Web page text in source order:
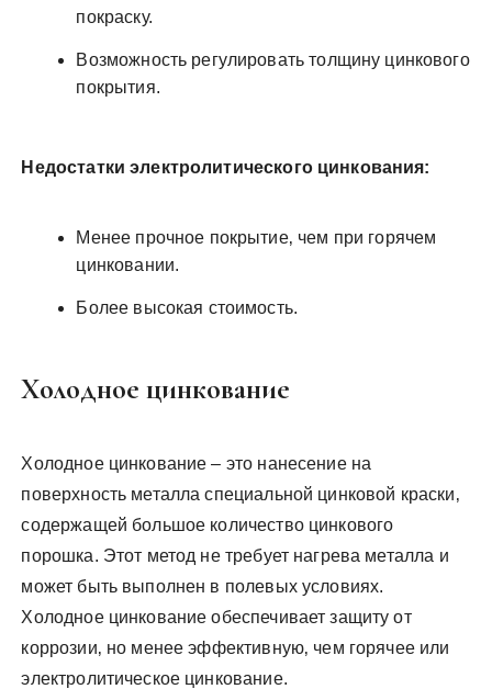
покраску.
Возможность регулировать толщину цинкового
покрытия.
Недостатки электролитического цинкования:
Менее прочное покрытие‚ чем при горячем
цинковании.
Более высокая стоимость.
Холодное цинкование
Холодное цинкование – это нанесение на
поверхность металла специальной цинковой краски‚
содержащей большое количество цинкового
порошка. Этот метод не требует нагрева металла и
может быть выполнен в полевых условиях.
Холодное цинкование обеспечивает защиту от
коррозии‚ но менее эффективную‚ чем горячее или
электролитическое цинкование.